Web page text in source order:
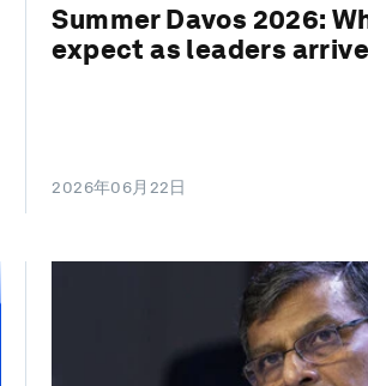
Summer Davos 2026:
expect as leaders
2026年06月22日